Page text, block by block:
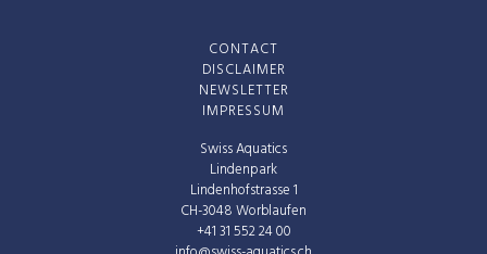
Swiss Aquatics
Lindenpark
Lindenhofstrasse 1
CH-3048 Worblaufen
+41 31 552 24 00
CONTACT
DISCLAIMER
NEWSLETTER
IMPRESSUM